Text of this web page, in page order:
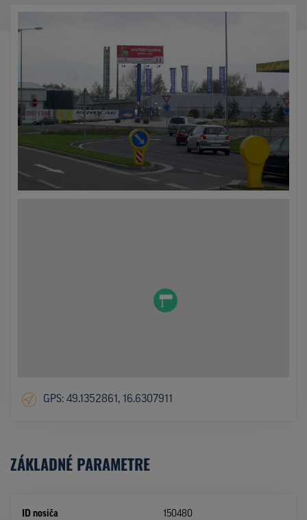
GPS: 49.1352861, 16.6307911
ZÁKLADNÉ PARAMETRE
ID nosiča 150480